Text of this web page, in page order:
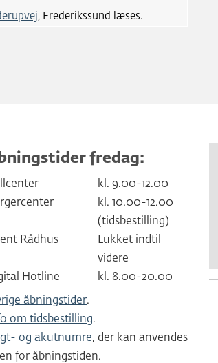
, Frederikssund læses.
fredag:
kl. 9.00-12.00
kl. 10.00-12.00
(tidsbestilling)
Rådhus
Lukket indtil
videre
Hotline
kl. 8.00-20.00
åbningstider.
om tidsbestilling.
og akutnumre, der kan anvendes
for åbningstiden.